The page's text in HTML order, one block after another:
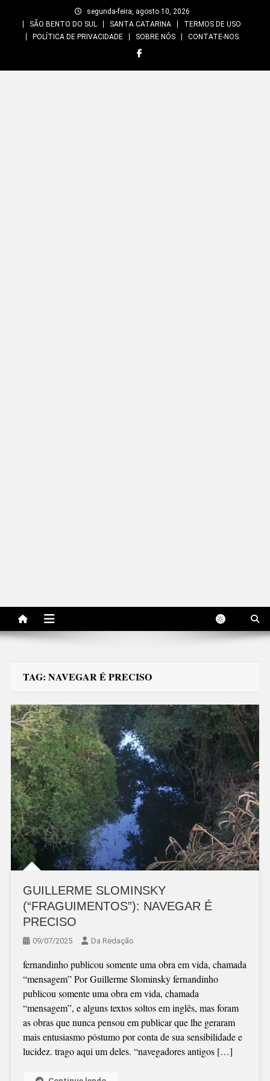
segunda-feira, agosto 10, 2026
SÃO BENTO DO SUL
SANTA CATARINA
TERMOS DE USO
POLÍTICA DE PRIVACIDADE
SOBRE NÓS CONTATE-NOS
TAG: NAVEGAR É PRECISO
GUILLERME SLOMINSKY
(“FRAGUIMENTOS”): NAVEGAR É
PRECISO
09/07/2025 Da Redação
fernandinho publicou somente uma obra em vida, chamada
“mensagem” Por Guillerme Slominsky fernandinho
publicou somente uma obra em vida, chamada
“mensagem”, e alguns textos soltos em inglês, mas foram
as obras que nunca pensou em publicar que lhe geraram
mais entusiasmo póstumo por conta de sua sensibilidade e
lucidez. trago aqui um deles. “navegadores antigos […]